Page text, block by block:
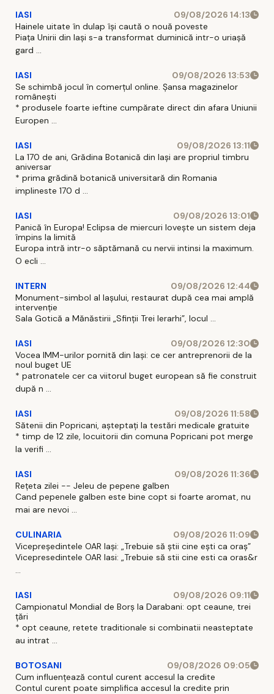
IASI
09/08/2026 14:13
Hainele uitate în dulap îşi caută o nouă poveste
Piaţa Unirii din Iaşi s-a transformat duminică intr-o uriaşă
gard ...
IASI
09/08/2026 13:53
Se schimbă jocul în comerțul online. Șansa magazinelor
românești
* produsele foarte ieftine cumpărate direct din afara Uniunii
Europen ...
IASI
09/08/2026 13:11
La 170 de ani, Grădina Botanică din Iași are propriul timbru
aniversar
* prima grădină botanică universitară din Romania
implineste 170 d ...
IASI
09/08/2026 13:01
Panică în Europa! Eclipsa de miercuri lovește un sistem deja
împins la limită
Europa intră intr-o săptămană cu nervii intinsi la maximum.
O ecli ...
INTERN
09/08/2026 12:44
Monument-simbol al Iaşului, restaurat după cea mai amplă
intervenţie
Sala Gotică a Mănăstirii „Sfinţii Trei Ierarhi”, locul ...
IASI
09/08/2026 12:30
Vocea IMM-urilor pornită din Iași: ce cer antreprenorii de la
noul buget UE
* patronatele cer ca viitorul buget european să fie construit
după n ...
IASI
09/08/2026 11:58
Sătenii din Popricani, așteptați la testări medicale gratuite
* timp de 12 zile, locuitorii din comuna Popricani pot merge
la verifi ...
IASI
09/08/2026 11:36
Rețeta zilei -- Jeleu de pepene galben
Cand pepenele galben este bine copt si foarte aromat, nu
mai are nevoi ...
CULINARIA
09/08/2026 11:09
Vicepreședintele OAR Iași: „Trebuie să știi cine ești ca oraș”
Vicepresedintele OAR Iasi: „Trebuie să stii cine esti ca oras&r
...
IASI
09/08/2026 09:11
Campionatul Mondial de Borș la Darabani: opt ceaune, trei
țări
* opt ceaune, retete traditionale si combinatii neasteptate
au intrat ...
BOTOSANI
09/08/2026 09:05
Cum influențează contul curent accesul la credite
Contul curent poate simplifica accesul la credite prin